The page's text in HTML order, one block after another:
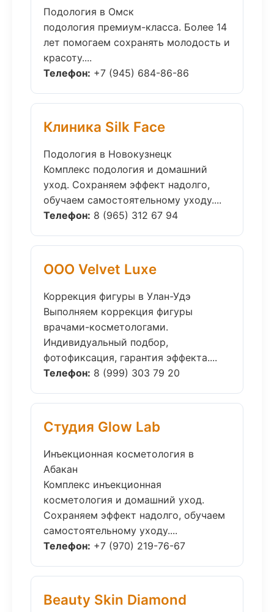
Подология в Омск
подология премиум-класса. Более 14
лет помогаем сохранять молодость и
красоту....
Телефон: +7 (945) 684-86-86
Клиника Silk Face
Подология в Новокузнецк
Комплекс подология и домашний
уход. Сохраняем эффект надолго,
обучаем самостоятельному уходу....
Телефон: 8 (965) 312 67 94
ООО Velvet Luxe
Коррекция фигуры в Улан-Удэ
Выполняем коррекция фигуры
врачами-косметологами.
Индивидуальный подбор,
фотофиксация, гарантия эффекта....
Телефон: 8 (999) 303 79 20
Студия Glow Lab
Инъекционная косметология в
Абакан
Комплекс инъекционная
косметология и домашний уход.
Сохраняем эффект надолго, обучаем
самостоятельному уходу....
Телефон: +7 (970) 219-76-67
Beauty Skin Diamond